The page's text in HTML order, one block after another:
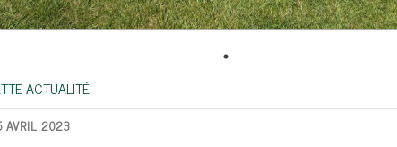
ACTUALITÉ
AVRIL 2023